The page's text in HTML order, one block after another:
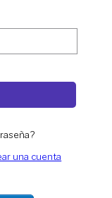
una cuenta